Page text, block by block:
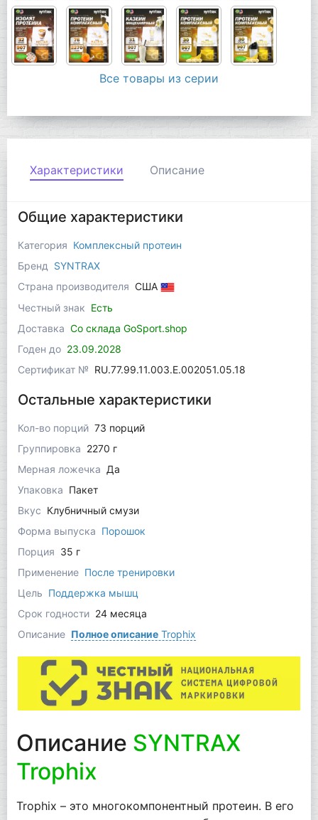
Все товары из серии
Характеристики Описание
Общие характеристики
Категория Комплексный протеин
Бренд
SYNTRAX
Страна производителя США
Честный знак Есть
Доставка Со склада GoSport.shop
Годен до 23.09.2028
Сертификат № RU.77.99.11.003.Е.002051.05.18
Остальные характеристики
Кол-во порций 73 порций
Группировка 2270 г
Мерная ложечка Да
Упаковка Пакет
Вкус Клубничный смузи
Форма выпуска Порошок
Порция 35 г
Применение После тренировки
Цель Поддержка мышц
Срок годности 24 месяца
Описание Полное описаниеTrophix
Описание SYNTRAX
Trophix
Trophix – это многокомпонентный протеин. В его